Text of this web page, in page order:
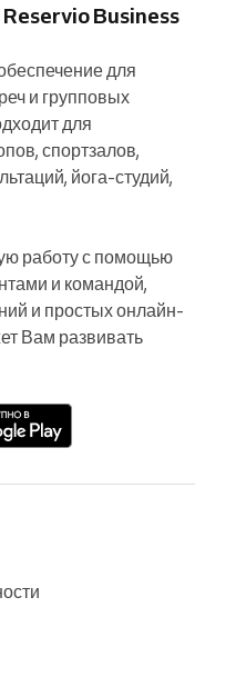
Business
для
и групповых
для
спортзалов,
йога-студий,
работу с помощью
и командой,
и простых онлайн-
Вам развивать